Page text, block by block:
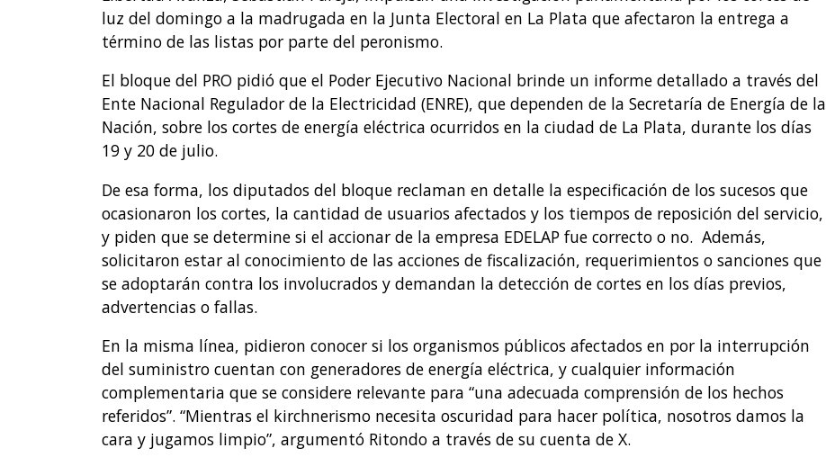
luz del domingo a la madrugada en la Junta Electoral en La Plata que afectaron la entrega a
término de las listas por parte del peronismo.
El bloque del PRO pidió que el Poder Ejecutivo Nacional brinde un informe detallado a través del
Ente Nacional Regulador de la Electricidad (ENRE), que dependen de la Secretaría de Energía de la
Nación, sobre los cortes de energía eléctrica ocurridos en la ciudad de La Plata, durante los días
19 y 20 de julio.
De esa forma, los diputados del bloque reclaman en detalle la especificación de los sucesos que
ocasionaron los cortes, la cantidad de usuarios afectados y los tiempos de reposición del servicio,
y piden que se determine si el accionar de la empresa EDELAP fue correcto o no. Además,
solicitaron estar al conocimiento de las acciones de fiscalización, requerimientos o sanciones que
se adoptarán contra los involucrados y demandan la detección de cortes en los días previos,
advertencias o fallas.
En la misma línea, pidieron conocer si los organismos públicos afectados en por la interrupción
del suministro cuentan con generadores de energía eléctrica, y cualquier información
complementaria que se considere relevante para “una adecuada comprensión de los hechos
referidos”. “Mientras el kirchnerismo necesita oscuridad para hacer política, nosotros damos la
cara y jugamos limpio”, argumentó Ritondo a través de su cuenta de X.